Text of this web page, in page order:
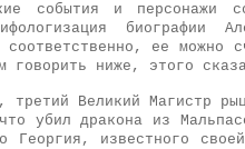
события и персонажи
биографии
ее можно
говорить ниже, этого
третий Великий Магистр
убил дракона из
Георгия, известного